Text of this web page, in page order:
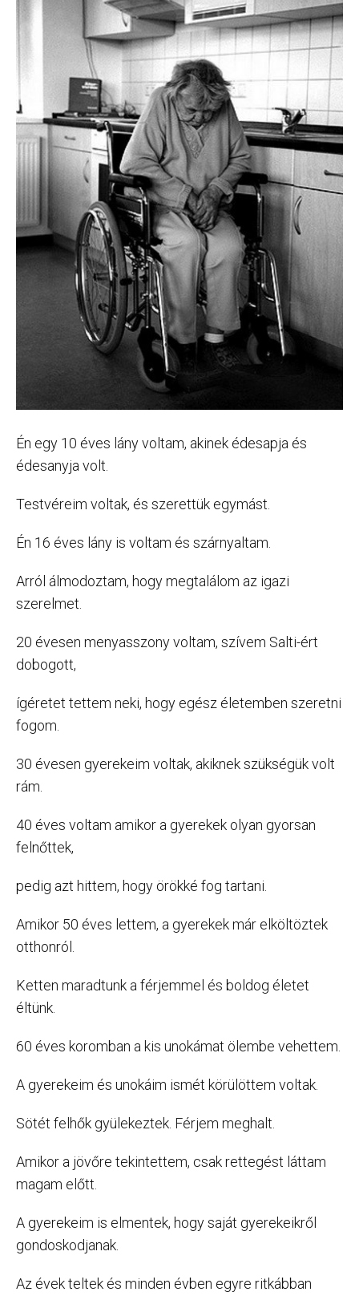
Én egy 10 éves lány voltam, akinek édesapja és
édesanyja volt.
Testvéreim voltak, és szerettük egymást.
Én 16 éves lány is voltam és szárnyaltam.
Arról álmodoztam, hogy megtalálom az igazi
szerelmet.
20 évesen menyasszony voltam, szívem Salti-ért
dobogott,
ígéretet tettem neki, hogy egész életemben szeretni
fogom.
30 évesen gyerekeim voltak, akiknek szükségük volt
rám.
40 éves voltam amikor a gyerekek olyan gyorsan
felnőttek,
pedig azt hittem, hogy örökké fog tartani.
Amikor 50 éves lettem, a gyerekek már elköltöztek
otthonról.
Ketten maradtunk a férjemmel és boldog életet
éltünk.
60 éves koromban a kis unokámat ölembe vehettem.
A gyerekeim és unokáim ismét körülöttem voltak.
Sötét felhők gyülekeztek. Férjem meghalt.
Amikor a jövőre tekintettem, csak rettegést láttam
magam előtt.
A gyerekeim is elmentek, hogy saját gyerekeikről
gondoskodjanak.
Az évek teltek és minden évben egyre ritkábban